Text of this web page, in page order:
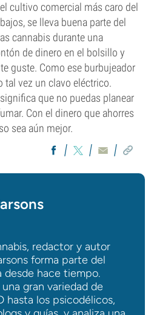
cultivo comercial más caro del
se lleva buena parte del
cannabis durante una
de dinero en el bolsillo y
guste. Como ese burbujeador
tal vez un clavo eléctrico.
que no puedas planear
Con el dinero que ahorres
sea aún mejor.
redactor y autor
forma parte del
desde hace tiempo.
gran variedad de
hasta los psicodélicos,